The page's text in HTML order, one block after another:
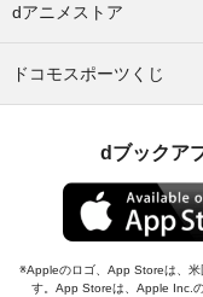
dアニメストア
ドコモスポーツくじ
dブックア
Appleのロゴ、App Storeは、
す。App Storeは、Apple Inc.